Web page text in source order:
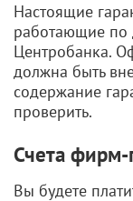
Настоящие
работающие по
Центробанка.
должна быть
содержание
проверить.
Счета фирм-
Вы будете